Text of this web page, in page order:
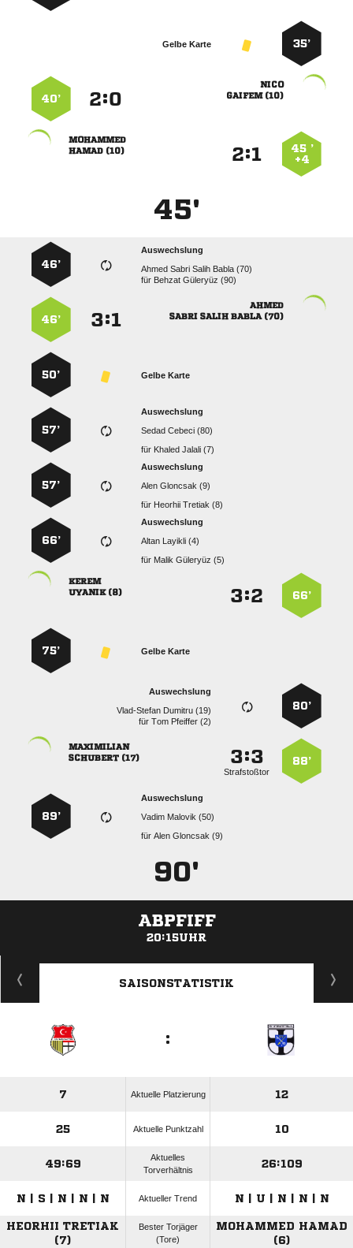
35’
Gelbe Karte

 
:
40’
45 ’
+4
:

 
45'
Auswechslung
    
für   
46’

   
:
46’
Gelbe Karte
50’
Auswechslung
  
für   
57’
Auswechslung
  
für   
57’
Auswechslung
  
für   
66’
66’
:

 
Gelbe Karte
75’
80’
Auswechslung
  
für  
88’
:
Strafstoßtor

 
Auswechslung
  
für  
89’
90'
ABPFIFF
20:15UHR
ANZEIGE
SAISONSTATISTIK
:
7 Aktuelle Platzierung 12
25 Aktuelle Punktzahl 10
49:69
Aktuelles
Torverhältnis
26:109
N | S | N | N | N Aktueller Trend N | U | N | N | N
HEORHII TRETIAK
(7)
Bester Torjäger
(Tore)
MOHAMMED HAMAD
(6)